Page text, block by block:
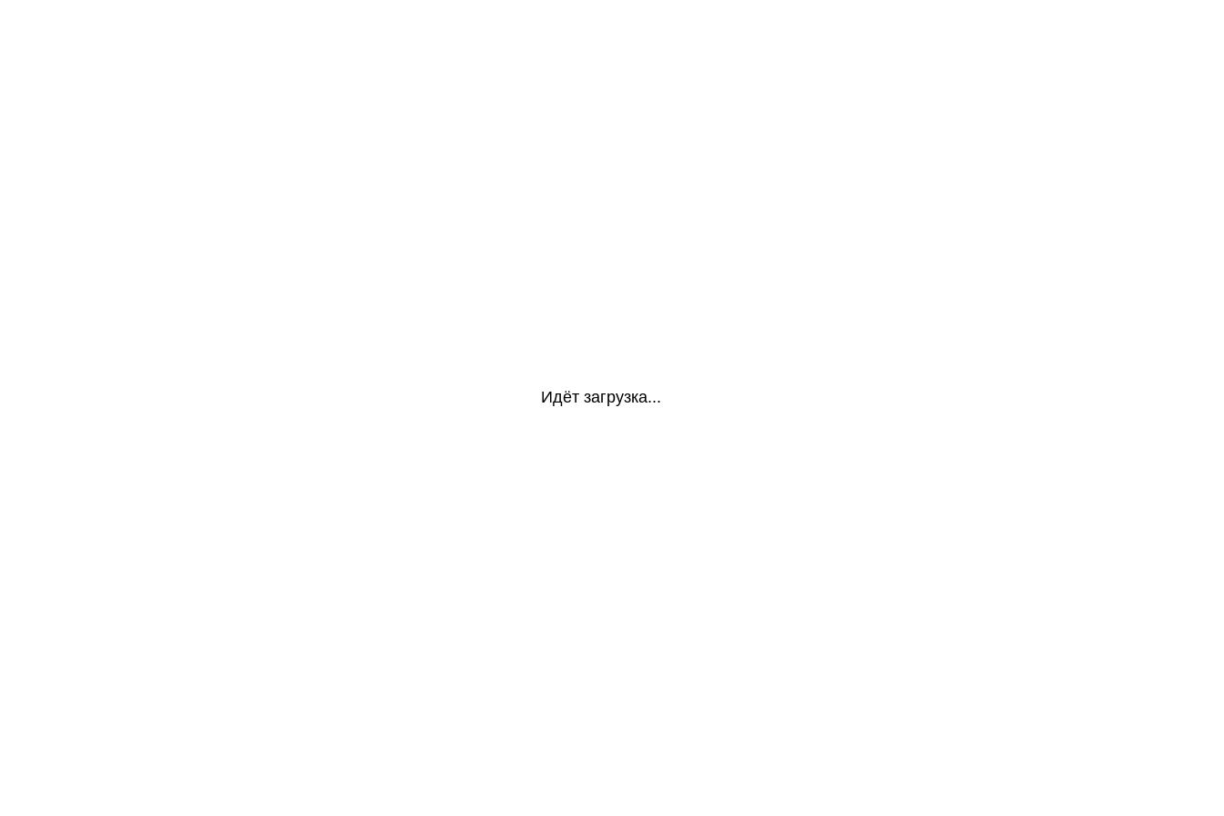
Идёт загрузка...